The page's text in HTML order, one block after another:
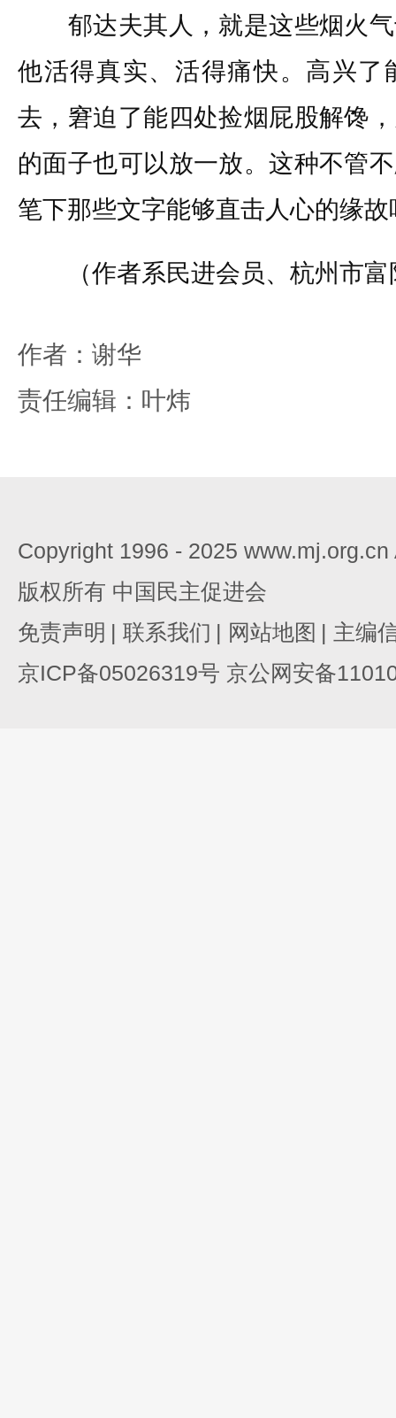
郁达夫其人，就是这些烟火气
他活得真实、活得痛快。高兴了
去，窘迫了能四处捡烟屁股解馋
的面子也可以放一放。这种不管
笔下那些文字能够直击人心的缘故
（作者系民进会员、杭州市富
作者：谢华
责任编辑：叶炜
Copyright 1996 - 2025
版权所有 中国民主促进会
免责声明 | 联系我们 | 网站地图 | 主编
京ICP备05026319号 京公网安备